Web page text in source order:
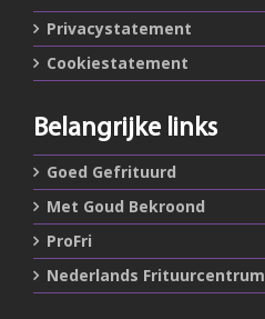
Privacystatement
Cookiestatement
Belangrijke links
Goed Gefrituurd
Met Goud Bekroond
ProFri
Nederlands Frituurcentrum